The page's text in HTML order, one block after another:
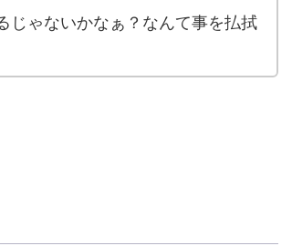
じゃないかなぁ？なんて事を払拭